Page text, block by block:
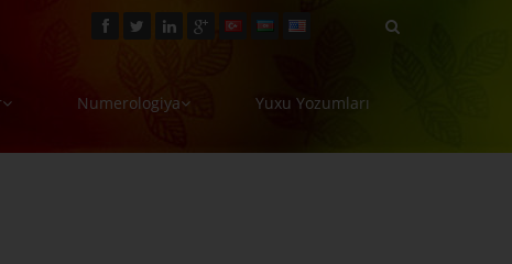
Numerologiya Yuxu Yozumları